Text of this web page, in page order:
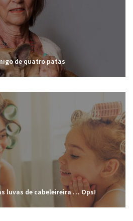
de quatro patas
luvas de cabeleireira … Ops!